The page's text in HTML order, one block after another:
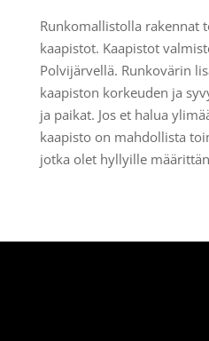
Runkomallistolla rakennat
kaapistot. Kaapistot
Polvijärvellä. Runkovärin
kaapiston korkeuden ja
ja paikat. Jos et halua
kaapisto on mahdollista
jotka olet hyllyille